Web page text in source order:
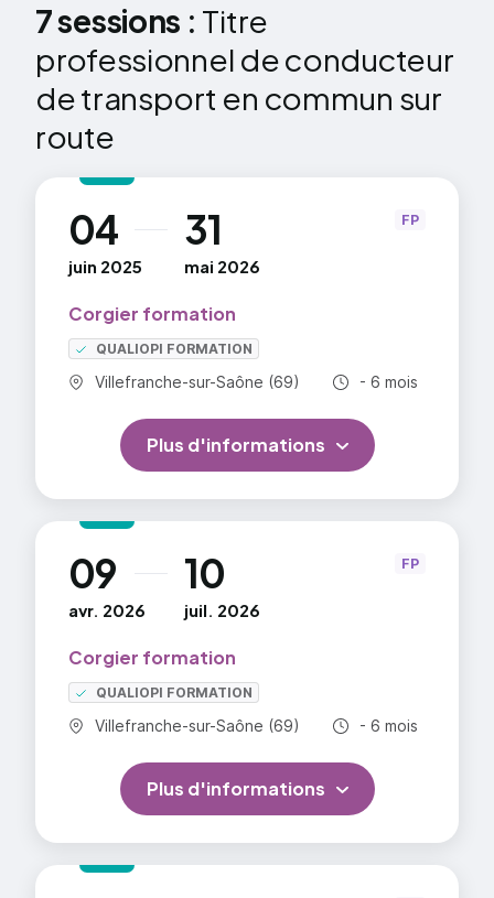
7 sessions : Titre
professionnel de conducteur
de transport en commun sur
route
04
juin 2025
au 31
mai 2026
Corgier formation
QUALIOPI FORMATION
Commune :
Villefranche-sur-Saône (69) Durée totale :
- 6 mois
FP
Plus d'informations
09
avr. 2026
au 10
juil. 2026
Corgier formation
QUALIOPI FORMATION
Commune :
Villefranche-sur-Saône (69) Durée totale :
- 6 mois
FP
Plus d'informations